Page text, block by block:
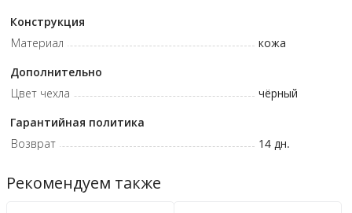
Конструкция
Материал
кожа
Дополнительно
Цвет чехла
чёрный
Гарантийная политика
Возврат
14 дн.
Рекомендуем также